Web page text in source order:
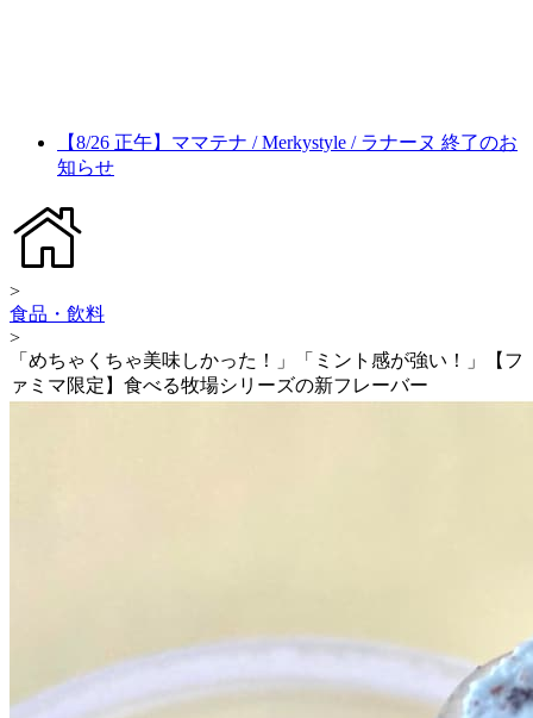
【8/26 正午】ママテナ / Merkystyle / ラナーヌ 終了のお
知らせ
>
食品・飲料
>
「めちゃくちゃ美味しかった！」「ミント感が強い！」【フ
ァミマ限定】食べる牧場シリーズの新フレーバー